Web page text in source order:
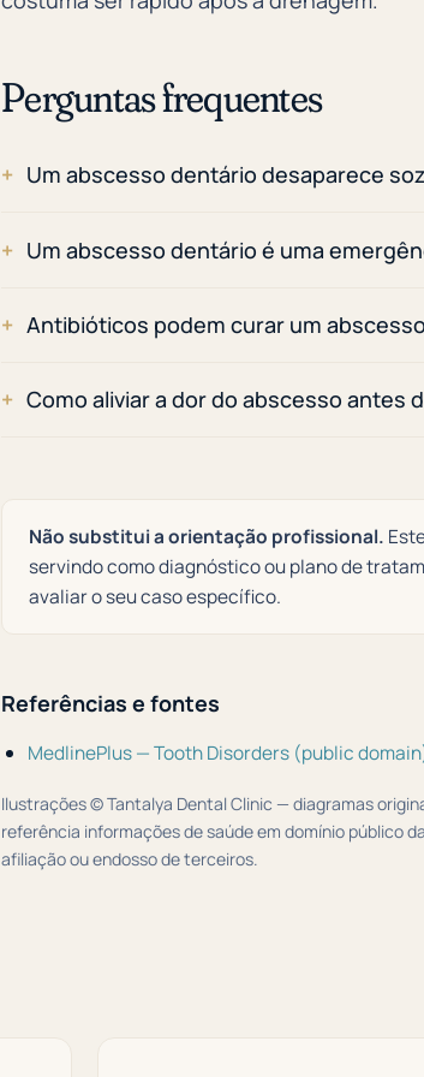
Perguntas frequentes
Um abscesso dentário desaparece
Um abscesso dentário é uma
Antibióticos podem curar um
Como aliviar a dor do abscesso antes
Não substitui a orientação profissional.
servindo como diagnóstico ou plano de
avaliar o seu caso específico.
Referências e fontes
MedlinePlus — Tooth Disorders (public
Ilustrações © Tantalya Dental Clinic — diagramas
referência informações de saúde em domínio público
afiliação ou endosso de terceiros.